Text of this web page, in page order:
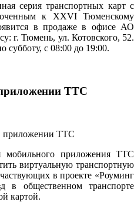
серия транспортных карт с
к XXVI Тюменскому
в продаже в офисе АО
г. Тюмень, ул. Котовского, 52.
субботу, с 08:00 до 19:00.
ТТС
мобильного приложения ТТС
виртуальную транспортную
в проекте «Роуминг
в общественном транспорте
картой.